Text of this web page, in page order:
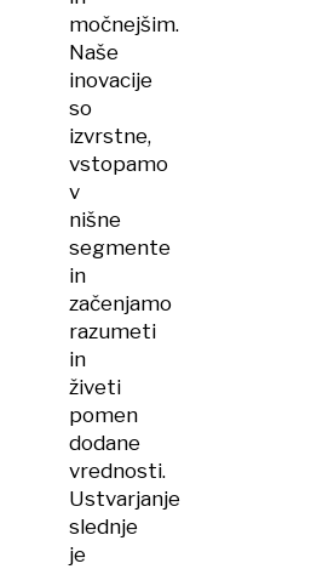
močnejšim.
Naše
inovacije
so
izvrstne,
vstopamo
v
nišne
segmente
in
začenjamo
razumeti
in
živeti
pomen
dodane
vrednosti.
Ustvarjanje
slednje
je